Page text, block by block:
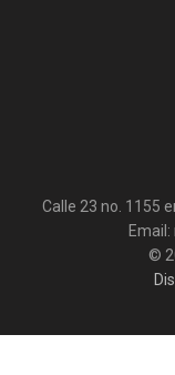
Calle 23 no. 1155
Email:
©